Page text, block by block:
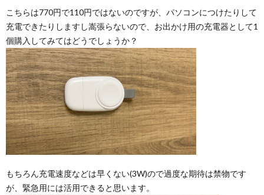
こちらは770円で110円ではないのですが、パソコンにつけたりして
充電できたりしますし嵩張らないので、お出かけ用の充電器として1
個購入してみてはどうでしょうか？
もちろん充電速度などは早くない(3W)ので過度な期待は禁物です
が、緊急用には活用できると思います。